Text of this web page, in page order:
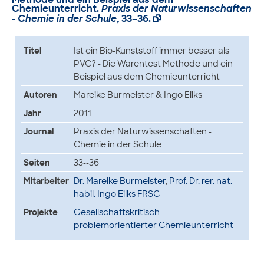
Chemieunterricht.Praxis der Naturwissenschaften
- Chemie in der Schule, 33–36. 
Titel
Ist ein Bio-Kunststoff immer besser als
PVC? - Die Warentest Methode und ein
Beispiel aus dem Chemieunterricht
Autoren
Mareike Burmeister & Ingo Eilks
Jahr
2011
Journal
Praxis der Naturwissenschaften -
Chemie in der Schule
Seiten
33--36
Mitarbeiter Dr. Mareike Burmeister, Prof. Dr. rer. nat.
habil. Ingo Eilks FRSC
Projekte
Gesellschaftskritisch-
problemorientierter Chemieunterricht